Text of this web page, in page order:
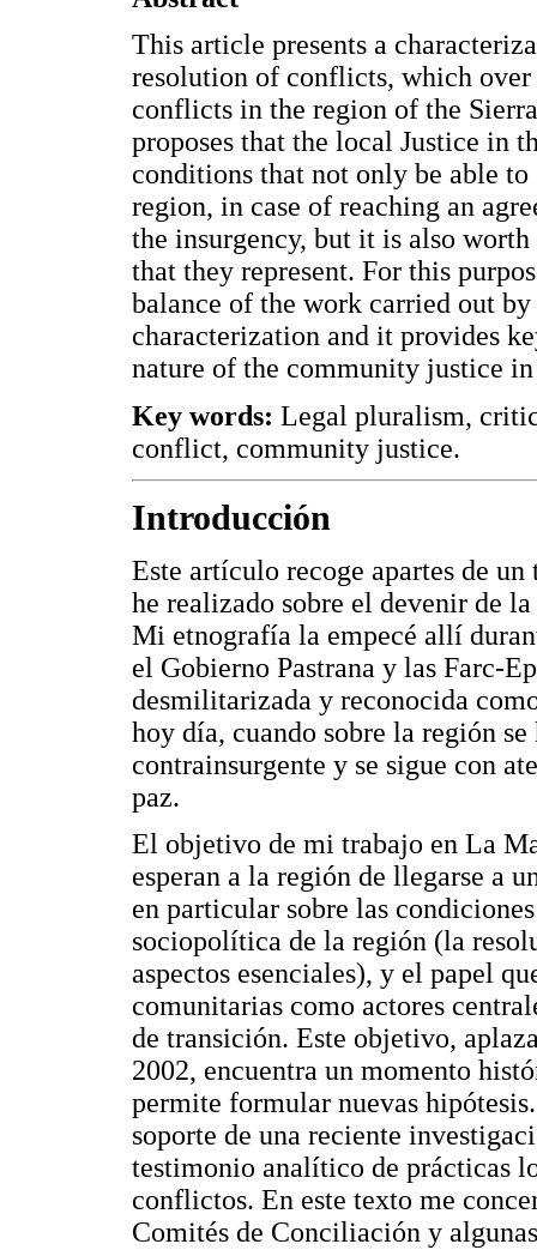
This article presents a
resolution of conflicts, which
conflicts in the region of the
proposes that the local Justice in
conditions that not only be able
region, in case of reaching an
the insurgency, but it is also
that they represent. For this
balance of the work carried out
characterization and it provides
nature of the community justice
Key words: Legal pluralism,
conflict, community justice.
Introducción
Este artículo recoge apartes de un
he realizado sobre el devenir de
Mi etnografía la empecé allí
el Gobierno Pastrana y las Farc-
desmilitarizada y reconocida
hoy día, cuando sobre la región
contrainsurgente y se sigue con
paz.
El objetivo de mi trabajo en La
esperan a la región de llegarse a
en particular sobre las
sociopolítica de la región (la
aspectos esenciales), y el papel
comunitarias como actores
de transición. Este objetivo,
2002, encuentra un momento
permite formular nuevas
soporte de una reciente
testimonio analítico de prácticas
conflictos. En este texto me
Comités de Conciliación y